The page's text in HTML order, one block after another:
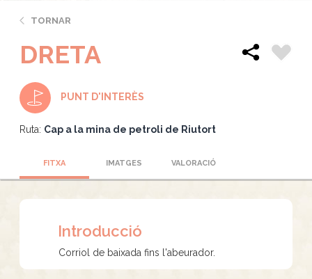
TORNAR
DRETA
PUNT D'INTERÈS
Ruta: Cap a la mina de petroli de Riutort
FITXA IMATGES VALORACIÓ
Introducció
Corriol de baixada fins l'abeurador.